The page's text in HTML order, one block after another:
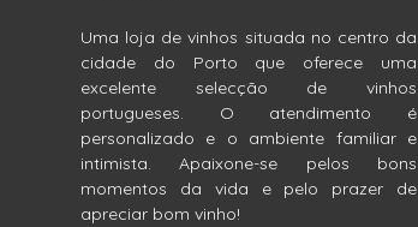
Uma loja de vinhos situada no centro da
cidade do Porto que oferece uma
excelente selecção de vinhos
portugueses. O atendimento é
personalizado e o ambiente familiar e
intimista. Apaixone-se pelos bons
momentos da vida e pelo prazer de
apreciar bom vinho!